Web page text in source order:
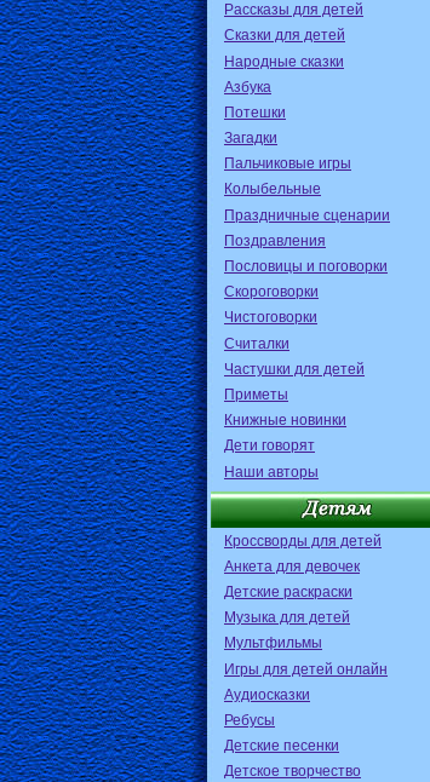
Рассказы для детей
Сказки для детей
Народные сказки
Азбука
Потешки
Загадки
Пальчиковые игры
Колыбельные
Праздничные сценарии
Поздравления
Пословицы и поговорки
Скороговорки
Чистоговорки
Считалки
Частушки для детей
Приметы
Книжные новинки
Дети говорят
Наши авторы
Кроссворды для детей
Анкета для девочек
Детские раскраски
Музыка для детей
Мультфильмы
Игры для детей онлайн
Аудиосказки
Ребусы
Детские песенки
Детское творчество